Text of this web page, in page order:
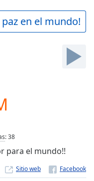
en el mundo!
:38
para el mundo!!
Sitio web